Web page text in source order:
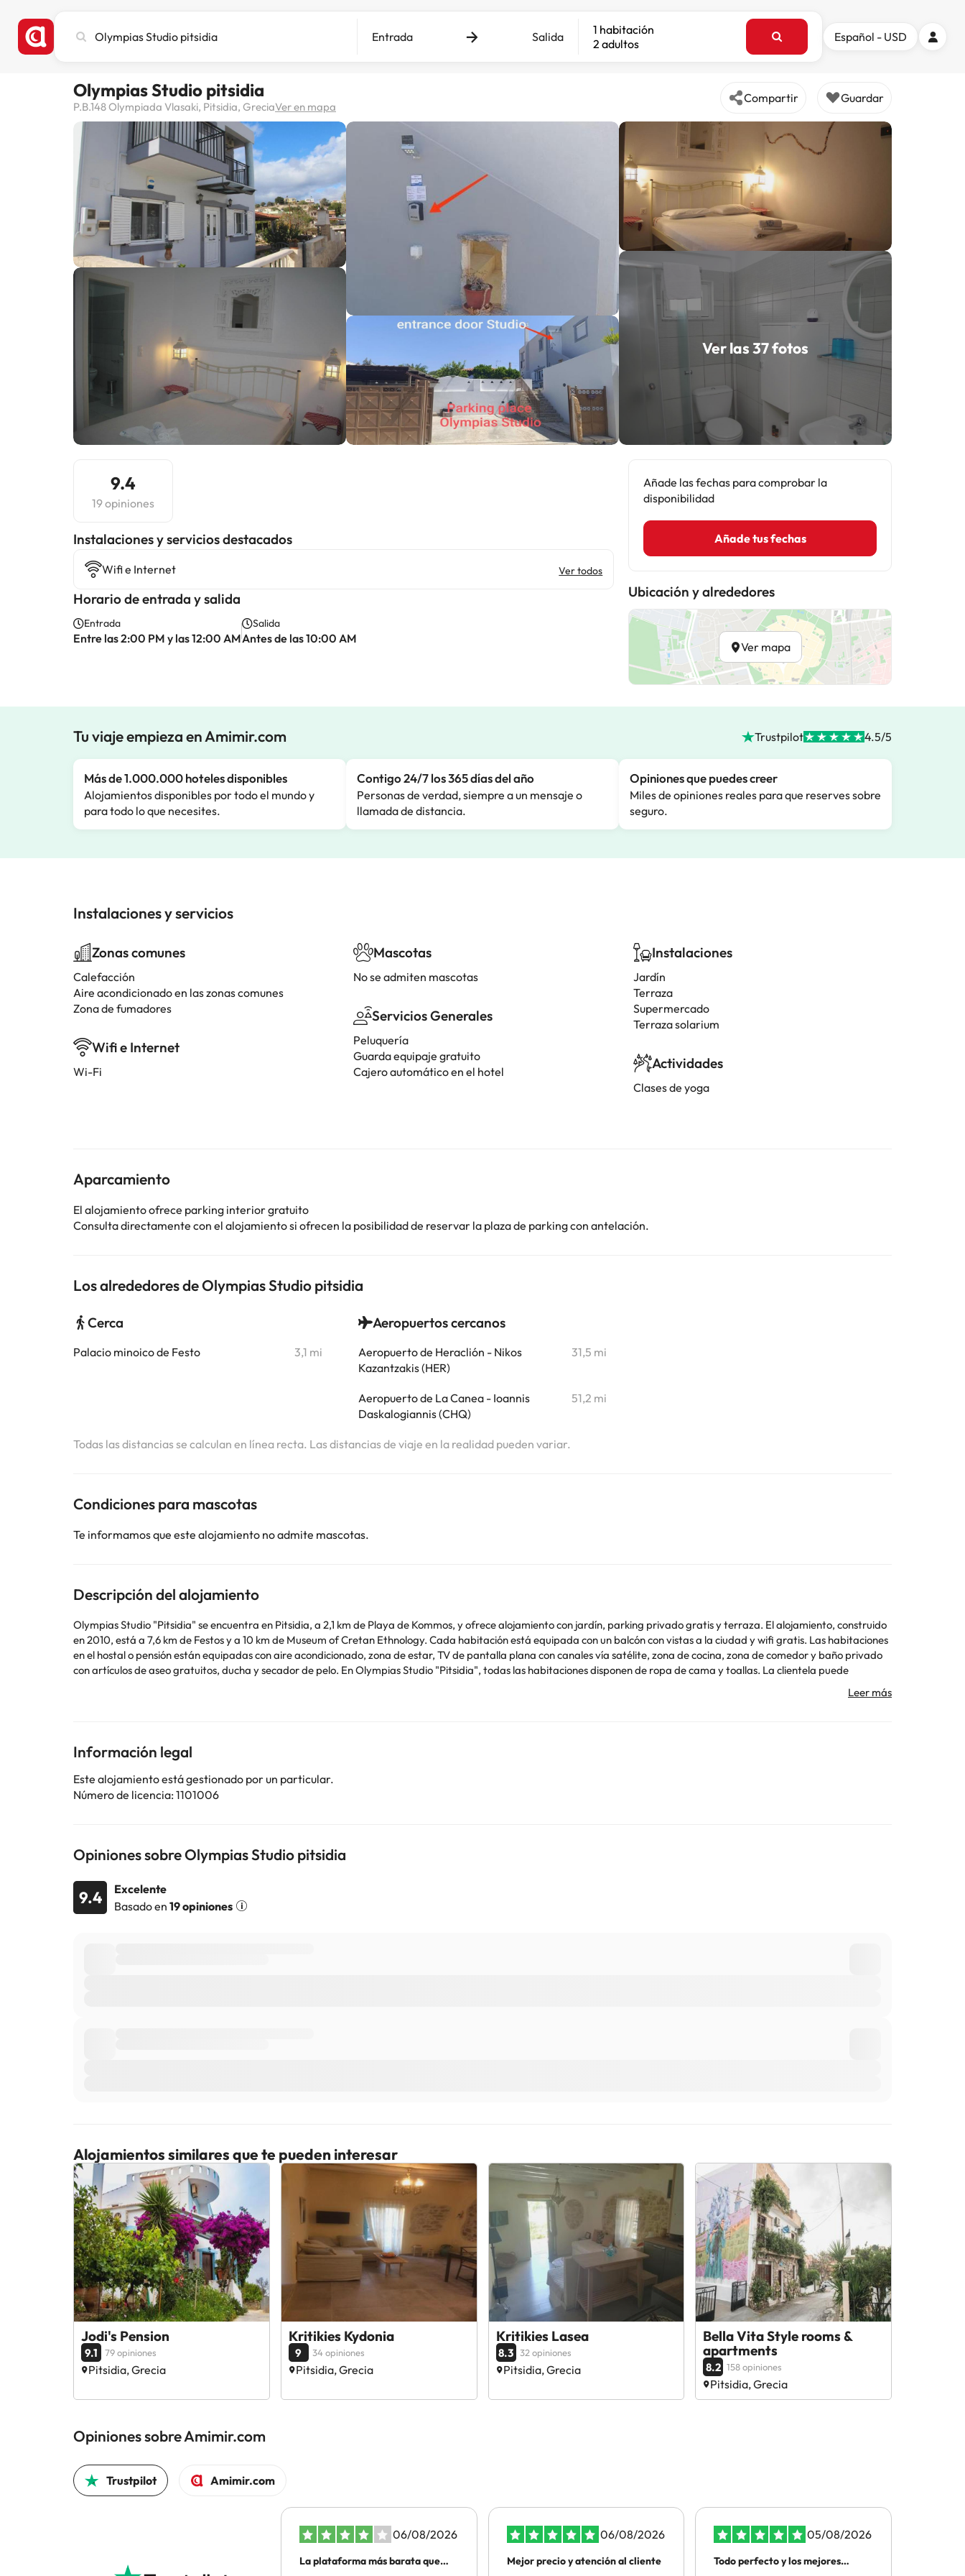
ciudad,
destino
Entrada Salida
1 habitación
2 adultos
Español - USD
Olympias Studio pitsidia
P.B.148 Olympiada Vlasaki, Pitsidia, GreciaVer en mapa
Compartir Guardar
Ver las 37 fotos
9.4
19 opiniones
Instalaciones y servicios destacados
Wifi e Internet Ver todos
Horario de entrada y salida
Entrada
Entre las 2:00 PM y las 12:00 AM
Salida
Antes de las 10:00 AM
Añade las fechas para comprobar la
disponibilidad
Añade tus fechas
Ubicación y alrededores
Ver mapa
Tu viaje empieza en Amimir.com Trustpilot 4.5/5
Más de 1.000.000 hoteles disponibles
Alojamientos disponibles por todo el mundo y
para todo lo que necesites.
Contigo 24/7 los 365 días del año
Personas de verdad, siempre a un mensaje o
llamada de distancia.
Opiniones que puedes creer
Miles de opiniones reales para que reserves sobre
seguro.
Instalaciones y servicios
Zonas comunes
Calefacción
Aire acondicionado en las zonas comunes
Zona de fumadores
Wifi e Internet
Wi-Fi
Mascotas
No se admiten mascotas
Servicios Generales
Peluquería
Guarda equipaje gratuito
Cajero automático en el hotel
Instalaciones
Jardín
Terraza
Supermercado
Terraza solarium
Actividades
Clases de yoga
Aparcamiento
El alojamiento ofrece parking interior gratuito
Consulta directamente con el alojamiento si ofrecen la posibilidad de reservar la plaza de parking con antelación.
Los alrededores de Olympias Studio pitsidia
Cerca
Palacio minoico de Festo 3,1 mi
Aeropuertos cercanos
Aeropuerto de Heraclión - Nikos
Kazantzakis (HER)
31,5 mi
Aeropuerto de La Canea - Ioannis
Daskalogiannis (CHQ)
51,2 mi
Todas las distancias se calculan en línea recta. Las distancias de viaje en la realidad pueden variar.
Condiciones para mascotas
Te informamos que este alojamiento no admite mascotas.
Descripción del alojamiento
Olympias Studio "Pitsidia" se encuentra en Pitsidia, a 2,1 km de Playa de Kommos, y ofrece alojamiento con jardín, parking privado gratis y terraza. El alojamiento, construido
en 2010, está a 7,6 km de Festos y a 10 km de Museum of Cretan Ethnology. Cada habitación está equipada con un balcón con vistas a la ciudad y wifi gratis. Las habitaciones
en el hostal o pensión están equipadas con aire acondicionado, zona de estar, TV de pantalla plana con canales vía satélite, zona de cocina, zona de comedor y baño privado
con artículos de aseo gratuitos, ducha y secador de pelo. En Olympias Studio "Pitsidia", todas las habitaciones disponen de ropa de cama y toallas. La clientela puede
cambios por parte del alojamiento. Si tienes dudas, contáctanos.
Información legal
Este alojamiento está gestionado por un particular.
Número de licencia: 1101006
Opiniones sobre Olympias Studio pitsidia
9.4
Excelente
Basado en 19 opiniones
Alojamientos similares que te pueden interesar
Jodi's Pension
9.1 79 opiniones
Pitsidia, Grecia
Kritikies Kydonia
9 34 opiniones
Pitsidia, Grecia
Kritikies Lasea
8.3 32 opiniones
Pitsidia, Grecia
Bella Vita Style rooms &
apartments
8.2 158 opiniones
Pitsidia, Grecia
Opiniones sobre Amimir.com
Trustpilot Amimir.com
06/08/2026
La plataforma más barata que
06/08/2026
Mejor precio y atención al cliente
05/08/2026
Todo perfecto y los mejores